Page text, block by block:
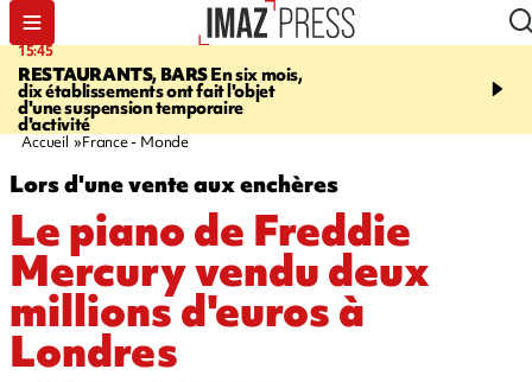
15:45
RESTAURANTS, BARSEn six mois,
dix établissements ont fait l'objet
d'une suspension temporaire
d'activité
17:17
Angeles, un homme vit
Accueil France - Monde
Lors d'une vente aux enchères
Le piano de Freddie
Mercury vendu deux
millions d'euros à
Londres